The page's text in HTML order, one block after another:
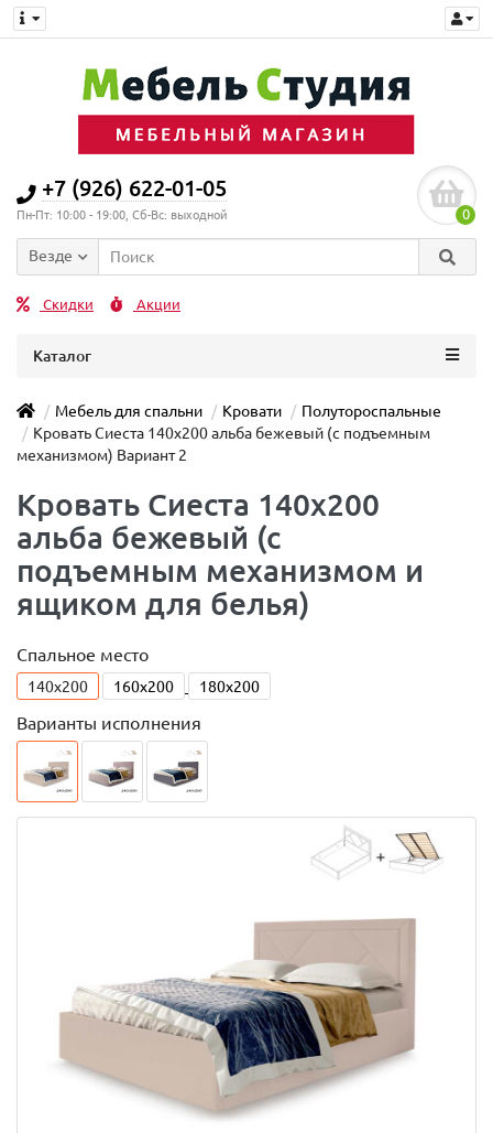
+7 (926) 622-01-05
Пн-Пт: 10:00 - 19:00, Сб-Вс: выходной 0
Везде
Скидки Акции
Каталог
Мебель для спальни Кровати
Полутороспальные
Кровать Сиеста 140х200 альба бежевый (с подъемным
механизмом) Вариант 2
Кровать Сиеста 140х200
альба бежевый (с
подъемным механизмом и
ящиком для белья)
Спальное место
140x200 160x200 180x200
Варианты исполнения